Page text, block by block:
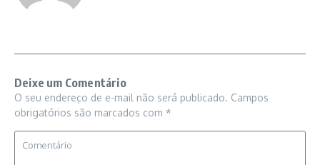
Deixe um Comentário
O seu endereço de e-mail não será publicado. Campos
obrigatórios são marcados com *